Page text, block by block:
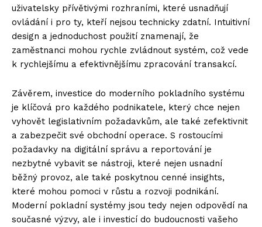
uživatelsky přívětivými rozhraními, které usnadňují
ovládání i pro ty, kteří nejsou technicky zdatní. Intuitivní
design a jednoduchost použití znamenají, že
zaměstnanci mohou rychle zvládnout systém, což vede
k rychlejšímu a efektivnějšímu zpracování transakcí.
Závěrem, investice do moderního pokladního systému
je klíčová pro každého podnikatele, který chce nejen
vyhovět legislativním požadavkům, ale také zefektivnit
a zabezpečit své obchodní operace. S rostoucími
požadavky na digitální správu a reportování je
nezbytné vybavit se nástroji, které nejen usnadní
běžný provoz, ale také poskytnou cenné insights,
které mohou pomoci v růstu a rozvoji podnikání.
Moderní pokladní systémy jsou tedy nejen odpovědí na
současné výzvy, ale i investicí do budoucnosti vašeho